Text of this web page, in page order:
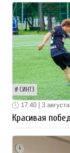
СИНТЗ
17:40 | 3 августа
Красивая